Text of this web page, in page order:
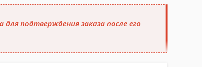
подтверждения заказа после его